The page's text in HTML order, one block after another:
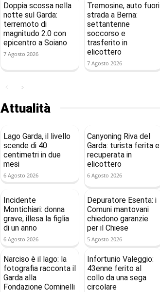
Doppia scossa nella
notte sul Garda:
terremoto di
magnitudo 2.0 con
epicentro a Soiano
7 Agosto 2026
Tremosine, auto fuori
strada a Berna:
settantenne
soccorso e
trasferito in
elicottero
7 Agosto 2026
Attualità
Lago Garda, il livello
scende di 40
centimetri in due
mesi
6 Agosto 2026
Canyoning Riva del
Garda: turista ferita e
recuperata in
elicottero
6 Agosto 2026
Incidente
Montichiari: donna
grave, illesa la figlia
di un anno
6 Agosto 2026
Depuratore Esenta: i
Comuni mantovani
chiedono garanzie
per il Chiese
5 Agosto 2026
Narciso è il lago: la
fotografia racconta il
Garda alla
Fondazione Cominelli
Infortunio Valeggio:
43enne ferito al
collo da una sega
circolare